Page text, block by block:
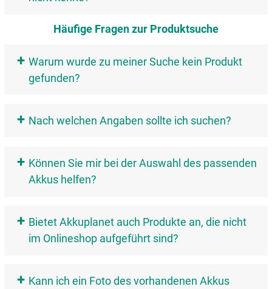
Häufige Fragen zur Produktsuche
+ Warum wurde zu meiner Suche kein Produkt
gefunden?
+ Nach welchen Angaben sollte ich suchen?
+ Können Sie mir bei der Auswahl des passenden
Akkus helfen?
+ Bietet Akkuplanet auch Produkte an, die nicht
im Onlineshop aufgeführt sind?
+ Kann ich ein Foto des vorhandenen Akkus